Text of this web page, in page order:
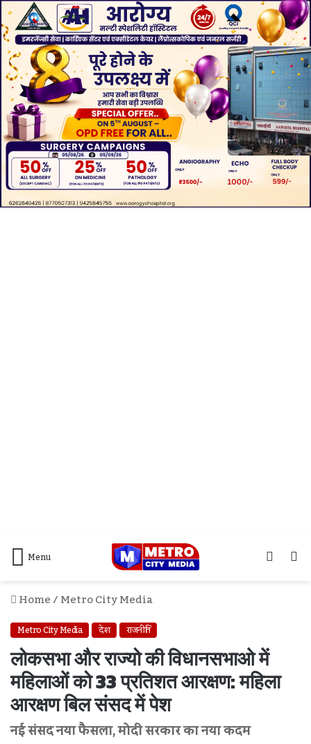
Menu
Log
Home/Metro City Media
Metro City Media देश राजनीति
लोकसभा और राज्यो की विधानसभाओ में
महिलाओं को 33 प्रतिशत आरक्षण: महिला
आरक्षण बिल संसद में पेश
नई संसद नया फैसला, मोदी सरकार का नया कदम